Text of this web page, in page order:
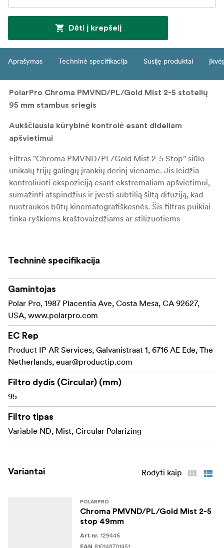
Dėti į krepšelį
Aprašymas Techninė specifikacija Susiję produktai
PolarPro Chroma PMVND/PL/Gold Mist 2-5 stotelių
95 mm stambus sriegis
Aukščiausia kūrybinė kontrolė esant dideliam
apšvietimui
Filtras "Chroma PMVND/PL/Gold Mist 2-5 Stop" siūlo
unikalų trijų galingų įrankių derinį viename. Jis leidžia
kontroliuoti ekspoziciją esant ekstremaliam apšvietimui,
sumažinti atspindžius ir įvesti subtilią šiltą difuziją, kad
nuotraukos būtų kinematografiškesnės. Šis filtras puikiai
tinka ryškiems kraštovaizdžiams ar stilizuotiems
Grubus sriegis
tiktų tokiems objektyvams kaip "Canon RF 24-70 mm
f/2,0", "Zeiss Milvus 15 mm f/2,0" arba "Sigma 150-600
f/5,6-6,3", kurių priekinis sriegis yra šiurkštesnis.
Pagrindinės savybės ir privalumai:
2-5 žingsnių kintamas ND:Be vargo reguliuokite
nuo 2 iki 5 žingsnių šviesos mažinimą, todėl galite
visiškai kontroliuoti ekspoziciją itin šviesioje
ekspozicija ir filmuojant su plačia diafragma.
Integruotas poliarizatorius:Sumažina atspindinčių
paviršių, tokių kaip vanduo ir stiklas, atspindžius,
atspalvius, sukurdamas sklandų, kinematografinį
vaizdą, neprarandant aštrumo ir aiškumo.
Techninė specifikacija
Gamintojas
Polar Pro, 1987 Placentia Ave, Costa Mesa, CA 92627,
USA, www.polarpro.com
EC Rep
Product IP AR Services, Galvanistraat 1, 6716 AE Ede, The
Netherlands, euar@productip.com
Filtro dydis (Circular) (mm)
95
Filtro tipas
Variable ND, Mist, Circular Polarizing
Variantai Rodyti kaip
POLARPRO
Chroma PMVND/PL/Gold Mist 2-5
stop 49mm
Art.nr. 129446
EAN 810148701451